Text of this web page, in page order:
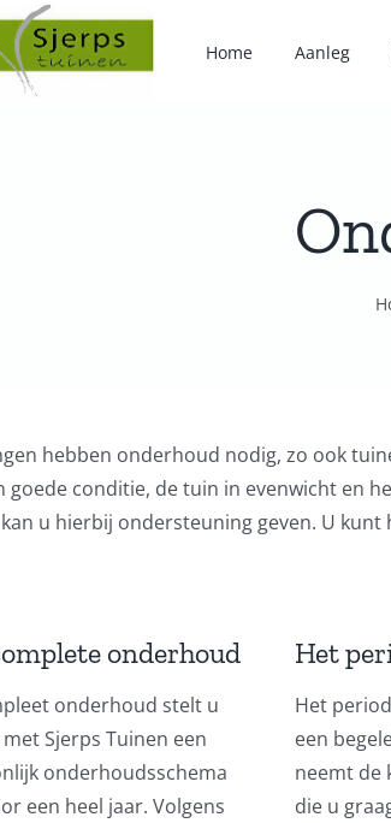
Home Aanleg
hebben onderhoud nodig, zo ook
goede conditie, de tuin in evenwicht en
u hierbij ondersteuning geven. U kunt
onderhoud
onderhoud stelt u
Sjerps Tuinen een
onderhoudsschema
een heel jaar. Volgens
Het
Het
een
neemt de
die u